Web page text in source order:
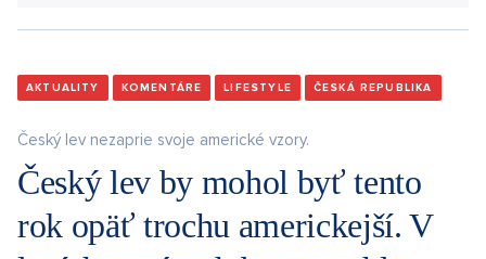
AKTUALITY KOMENTÁRE LIFESTYLE ČESKÁ REPUBLIKA
Český lev nezaprie svoje americké vzory.
Český lev by mohol byť tento
rok opäť trochu americkejší. V